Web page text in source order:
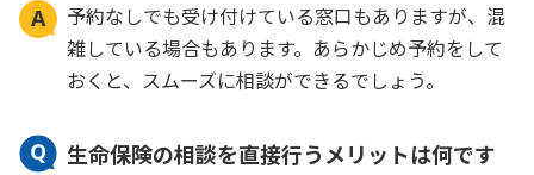
予約なしでも受け付けている窓口もありますが、混
雑している場合もあります。あらかじめ予約をして
おくと、スムーズに相談ができるでしょう。
生命保険の相談を直接行うメリットは何です